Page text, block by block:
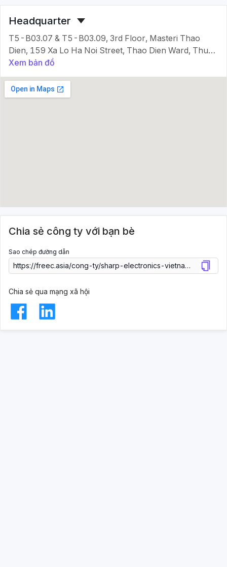
Headquarter
T5-B03.07 & T5-B03.09, 3rd Floor, Masteri Thao
Dien, 159 Xa Lo Ha Noi Street, Thao Dien Ward, Thu
Duc City, Ho Chi Minh City
Xem bản đồ
Chia sẻ công ty với bạn bè
Sao chép đường dẫn
Chia sẻ qua mạng xã hội